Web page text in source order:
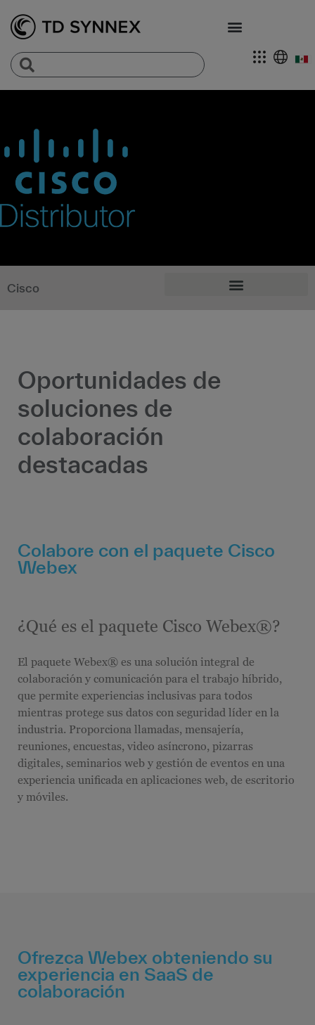
Cisco
Oportunidades de
soluciones de
colaboración
destacadas
Colabore con el paquete Cisco
Webex
¿Qué es el paquete Cisco Webex®?
El paquete Webex® es una solución integral de
colaboración y comunicación para el trabajo híbrido,
que permite experiencias inclusivas para todos
mientras protege sus datos con seguridad líder en la
industria. Proporciona llamadas, mensajería,
reuniones, encuestas, video asíncrono, pizarras
digitales, seminarios web y gestión de eventos en una
experiencia unificada en aplicaciones web, de escritorio
y móviles.
Ofrezca Webex obteniendo su
experiencia en SaaS de
colaboración